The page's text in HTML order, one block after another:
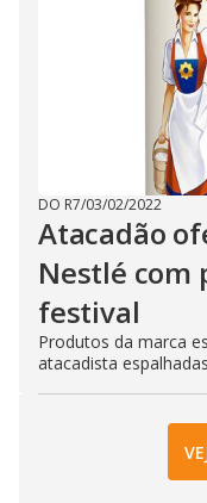
DO R7/03/02/2022
Atacadão
Nestlé com
festival
Produtos da marca
atacadista